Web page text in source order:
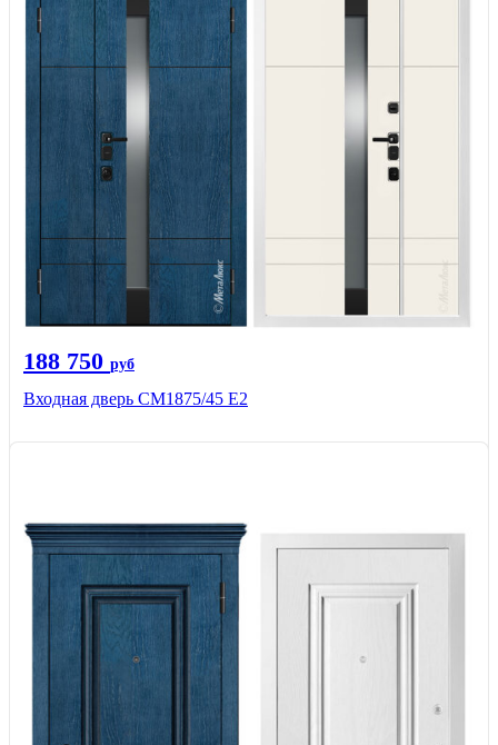
188 750 руб
Входная дверь СМ1875/45 Е2